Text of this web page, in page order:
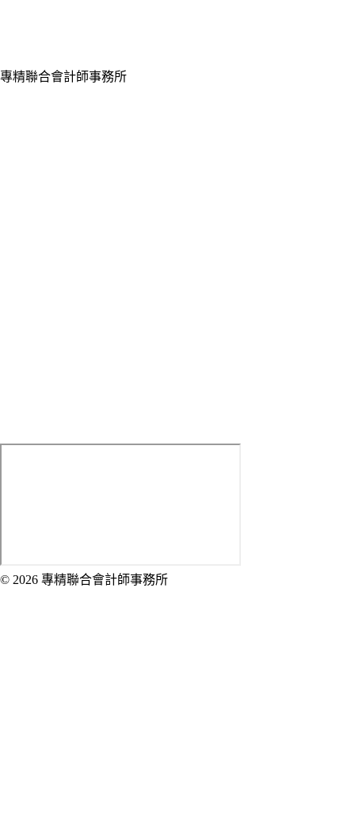
專精聯合會計師事務所
© 2026 專精聯合會計師事務所